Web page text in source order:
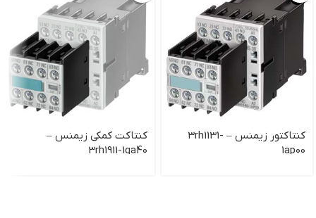
كنتاكتور زيمنس – 3rh1131-
1ap00
کنتاکت کمکی زیمنس –
3rh1911-1ga40